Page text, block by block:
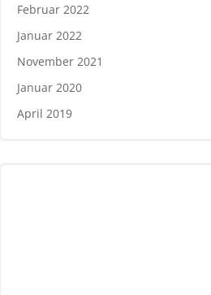
Februar 2022
Januar 2022
November 2021
Januar 2020
April 2019